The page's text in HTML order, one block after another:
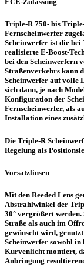
Triple-R 750- bis
Fernscheinwerfer
Scheinwerfer ist die
realisierte E-Boost-
bei den Scheinwerfern
Straßenverkehrs kann
Scheinwerfer auf volle
sich dann, je nach
Konfiguration der
Fernscheinwerfer, als
Installation eines
Die Triple-R
Regelung als
Vorsatzlinsen
Mit den Reeded Lens
Abstrahlwinkel der
30° vergrößert werden.
Straße als auch im
gewünscht wird,
Scheinwerfer sowohl
Kurvenlicht montiert,
Anbringung